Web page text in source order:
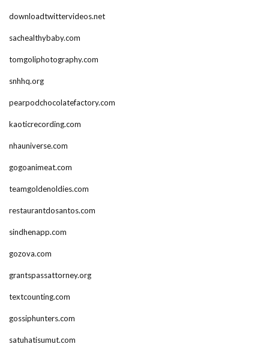
downloadtwittervideos.net
sachealthybaby.com
tomgoliphotography.com
snhhq.org
pearpodchocolatefactory.com
kaoticrecording.com
nhauniverse.com
gogoanimeat.com
teamgoldenoldies.com
restaurantdosantos.com
sindhenapp.com
gozova.com
grantspassattorney.org
textcounting.com
gossiphunters.com
satuhatisumut.com